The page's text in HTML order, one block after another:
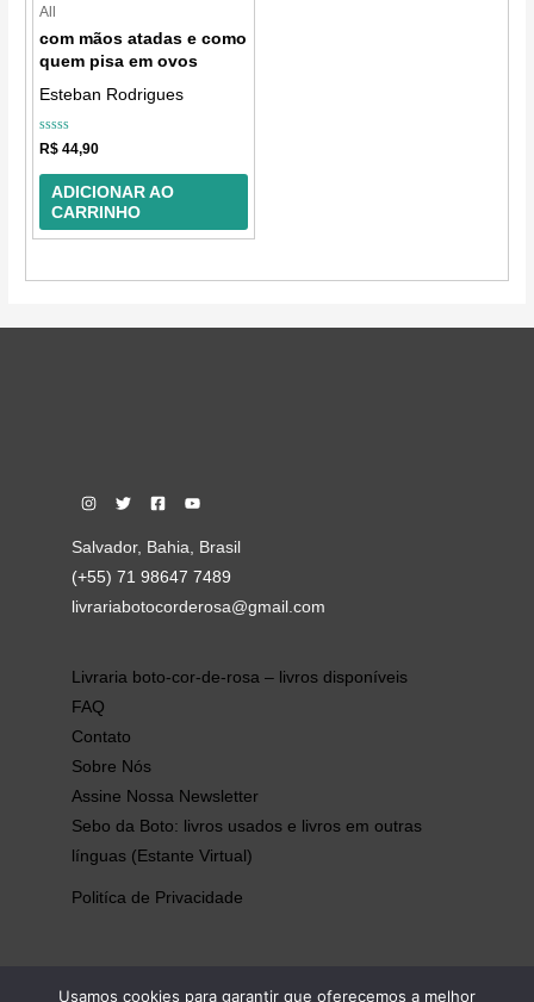
All
com mãos atadas e como
quem pisa em ovos
Esteban Rodrigues
Avaliação
0
de
R$ 44,90
ADICIONAR AO
CARRINHO
Salvador, Bahia, Brasil
(+55) 71 98647 7489
livrariabotocorderosa@gmail.com
Livraria boto-cor-de-rosa – livros disponíveis
FAQ
Contato
Sobre Nós
Assine Nossa Newsletter
Sebo da Boto: livros usados e livros em outras
línguas (Estante Virtual)
Politíca de Privacidade
Usamos cookies para garantir que oferecemos a melhor